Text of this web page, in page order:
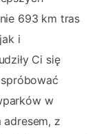
693 km tras
i
Ci się
w
adresem, z